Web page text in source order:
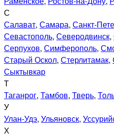
С
Салават, Самара, Санкт-
Севастополь, Северодвинск,
Серпухов, Симферополь,
Старый Оскол, Стерлитамак,
Сыктывкар
Т
Таганрог, Тамбов, Тверь,
У
Улан-Удэ, Ульяновск,
Х